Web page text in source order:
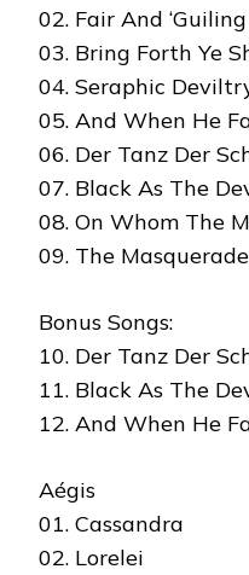
02. Fair And
03. Bring Forth Ye
04. Seraphic
05. And When He
06. Der Tanz Der
07. Black As The
08. On Whom The
09. The
Bonus Songs:
10. Der Tanz Der
11. Black As The
12. And When He
Aégis
01. Cassandra
02. Lorelei